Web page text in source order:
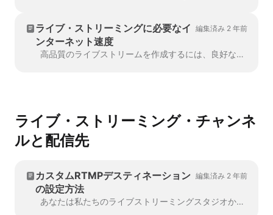
ライブ・ストリーミングに必要なイ
ンターネット速度
編集済み 2 年前
高品質のライブストリームを作成するには、良好なインターネット接続が必要です。ストリーマーがライブストリーミングを行う上で、2つの重要な瞬間があります。
ライブ・ストリーミング・チャンネ
ルと配信先
カスタムRTMPデスティネーション
の設定方法
編集済み 2 年前
あなたは私たちのライブストリーミングスタジオからまだサポートされていないプラットフォームにストリーミングしたいですか？ご心配なく、特別なRTMPプロトコルを介してそれを行うことができます。RTMPは...